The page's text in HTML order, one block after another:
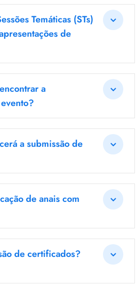
Temáticas (STs)
de
a
a submissão de
de anais com
de certificados?